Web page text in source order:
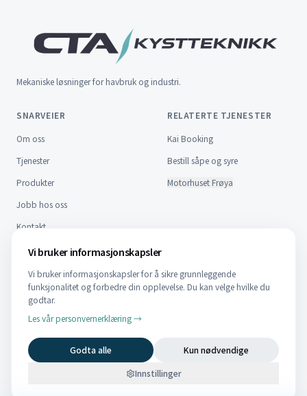
Mekaniske løsninger for havbruk og industri.
SNARVEIER
Om oss
Tjenester
Produkter
Jobb hos oss
Kontakt
FAQ
RELATERTE TJENESTER
Kai Booking
Bestill såpe og syre
Motorhuset Frøya
KONTAKT
Nordfrøyveien 959, 7270 Dyrvik
Telefon:474 83 795
Faktura:
faktura@kystteknikk.no
NO EN
Vi bruker informasjonskapsler
Vi bruker informasjonskapsler for å sikre grunnleggende
funksjonalitet og forbedre din opplevelse. Du kan velge hvilke du
godtar.
Les vår personvernerklæring →
Godta alle
Kun nødvendige
Innstillinger